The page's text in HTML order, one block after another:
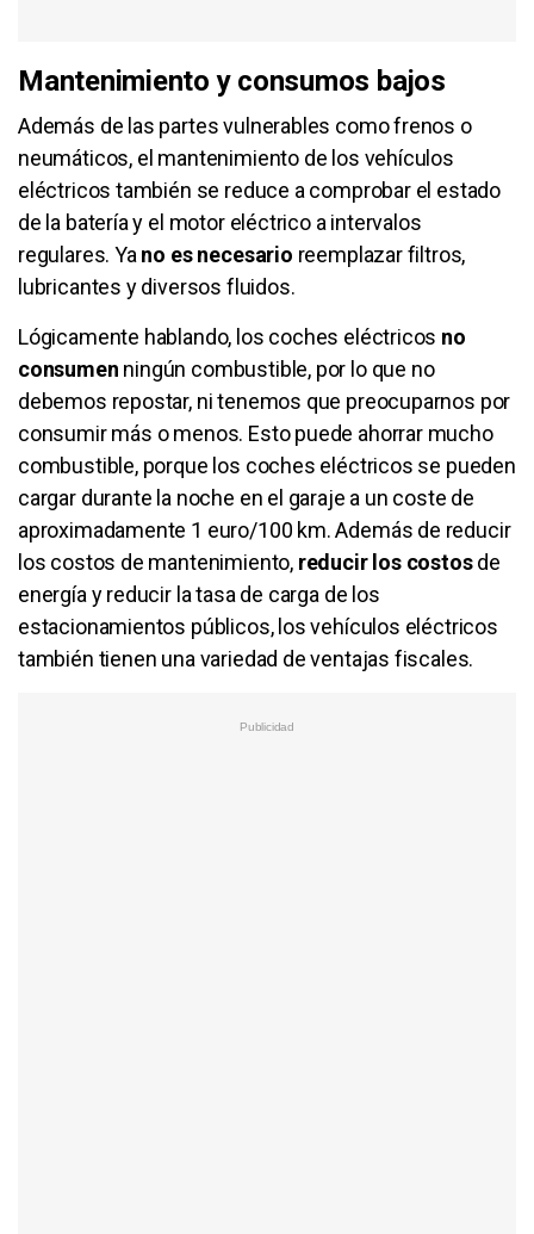
Mantenimiento y consumos bajos
Además de las partes vulnerables como frenos o
neumáticos, el mantenimiento de los vehículos
eléctricos también se reduce a comprobar el estado
de la batería y el motor eléctrico a intervalos
regulares. Ya no es necesario reemplazar filtros,
lubricantes y diversos fluidos.
Lógicamente hablando, los coches eléctricos no
consumen ningún combustible, por lo que no
debemos repostar, ni tenemos que preocuparnos por
consumir más o menos. Esto puede ahorrar mucho
combustible, porque los coches eléctricos se pueden
cargar durante la noche en el garaje a un coste de
aproximadamente 1 euro/100 km. Además de reducir
los costos de mantenimiento, reducir los costosde
energía y reducir la tasa de carga de los
estacionamientos públicos, los vehículos eléctricos
también tienen una variedad de ventajas fiscales.